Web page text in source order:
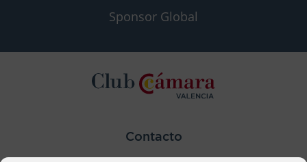
Sponsor Global
Contacto